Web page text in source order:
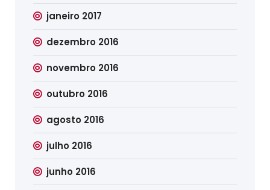
janeiro 2017
dezembro 2016
novembro 2016
outubro 2016
agosto 2016
julho 2016
junho 2016